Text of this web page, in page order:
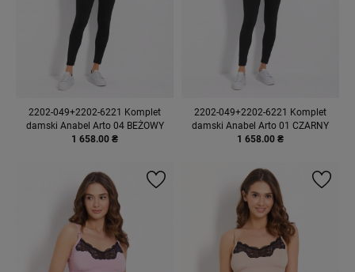
2202-049+2202-6221 Komplet
damski Anabel Arto 04 BEŻOWY
1 658.00 ₴
2202-049+2202-6221 Komplet
damski Anabel Arto 01 CZARNY
1 658.00 ₴